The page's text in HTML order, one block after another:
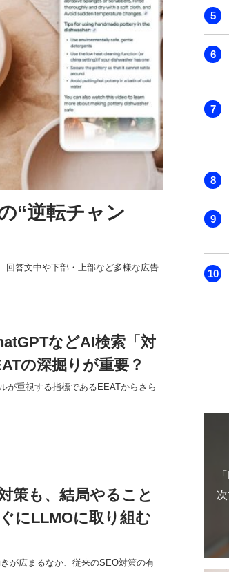
“逆転チャン
回答文中や下部・上部など多様な広告
などAI検索「対
の深掘りが重要？
が重視する指標であるEEATからさら
策も、結局やること
にLLMOに取り組む
が広まるなか、従来のSEO対策の有